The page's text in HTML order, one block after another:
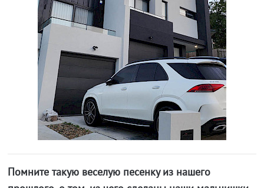
Помните такую веселую песенку из нашего